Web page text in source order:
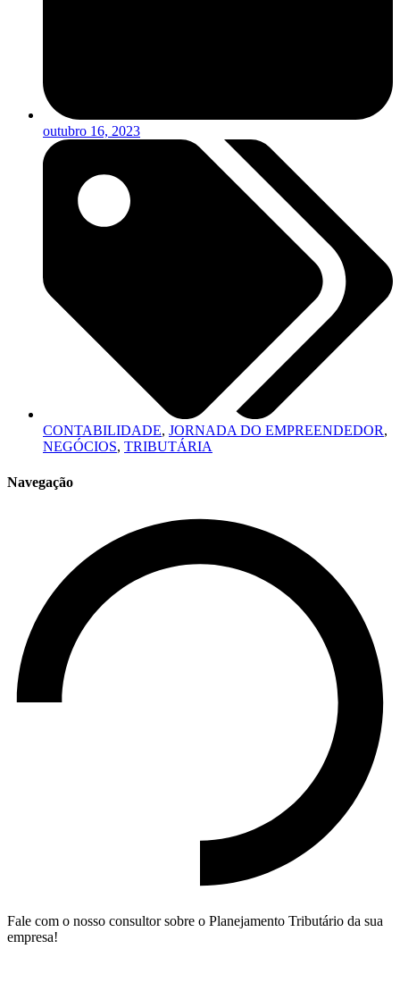
outubro 16, 2023
CONTABILIDADE, JORNADA DO EMPREENDEDOR,
NEGÓCIOS, TRIBUTÁRIA
Navegação
Fale com o nosso consultor sobre o Planejamento Tributário da sua
empresa!